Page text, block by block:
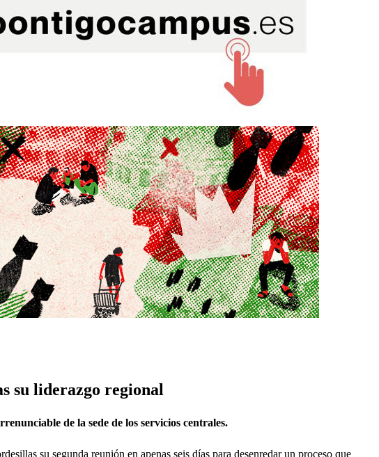
su liderazgo regional
de la sede de los servicios centrales.
su segunda reunión en apenas seis días para desenredar un proceso que